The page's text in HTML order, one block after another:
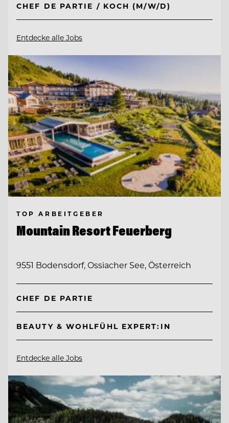
CHEF DE PARTIE / KOCH (M/W/D)
Entdecke alle Jobs
TOP ARBEITGEBER
Mountain Resort Feuerberg
9551 Bodensdorf, Ossiacher See, Österreich
CHEF DE PARTIE
BEAUTY & WOHLFÜHL EXPERT:IN
Entdecke alle Jobs